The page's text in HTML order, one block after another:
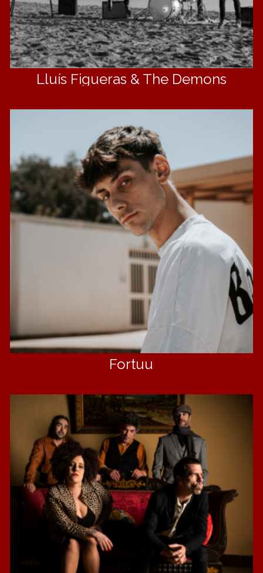
Lluís Figueras & The Demons
Fortuu